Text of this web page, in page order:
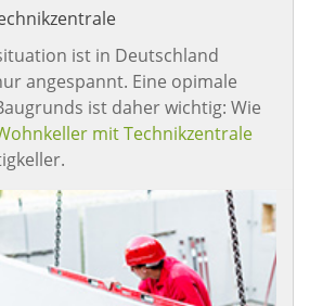
ist in Deutschland
angespannt. Eine opimale
ist daher wichtig: Wie
mit Technikzentrale